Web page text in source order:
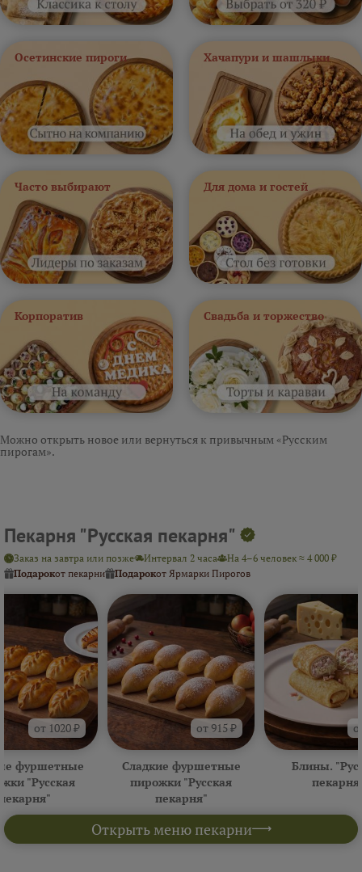
Осетинские пироги Хачапури и шашлыки
Часто выбирают Для дома и гостей
Корпоратив Свадьба и торжество
Можно открыть новое или вернуться к привычным «Русским
пирогам».
Пекарня "Русская пекарня"
Открыть меню пекарни
Заказ на завтра или позже Интервал 2 часа
На 4–6 человек ≈ 4 000 ₽
Подарокот пекарни Подарокот Ярмарки Пирогов
от 1020 ₽
фуршетные
"Русская
от 915 ₽
Сладкие фуршетные
пирожки "Русская
пекарня"
Блины.